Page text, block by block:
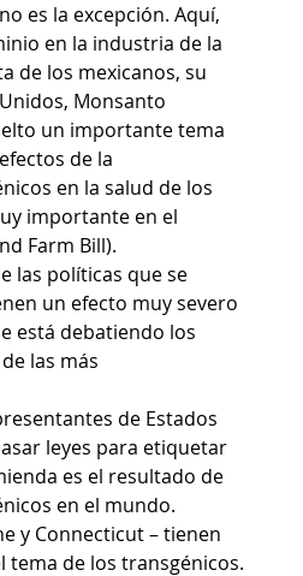
es la excepción. Aquí,
en la industria de la
de los mexicanos, su
Monsanto
un importante tema
de la
en la salud de los
importante en el
Farm Bill).
las políticas que se
un efecto muy severo
está debatiendo los
las más
de Estados
leyes para etiquetar
es el resultado de
en el mundo.
y Connecticut – tienen
de los transgénicos.